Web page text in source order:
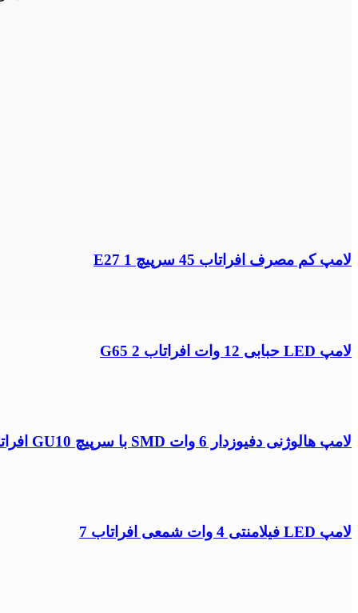
لامپ کم مصرف افراتاب 45 سرپیچ E27 1
لامپ LED حبابی 12 وات افراتاب G65 2
لامپ هالوژنی دفیوزدار 6 وات SMD با سرپیچ GU10 افراتاب 10
لامپ LED فیلامنتی 4 وات شمعی افراتاب 7